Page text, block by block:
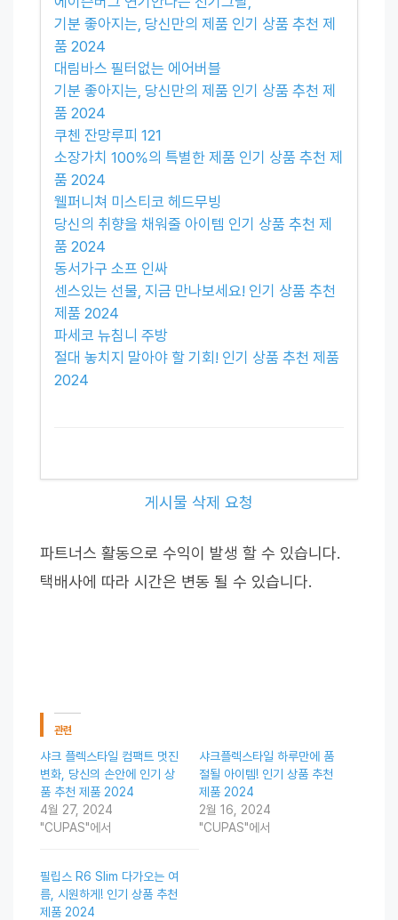
기분 좋아지는, 당신만의 제품 인기 상품 추천 제
품 2024
대림바스 필터없는 에어버블
기분 좋아지는, 당신만의 제품 인기 상품 추천 제
품 2024
쿠첸 잔망루피 121
소장가치 100%의 특별한 제품 인기 상품 추천 제
품 2024
웰퍼니쳐 미스티코 헤드무빙
당신의 취향을 채워줄 아이템 인기 상품 추천 제
품 2024
동서가구 소프 인싸
센스있는 선물, 지금 만나보세요! 인기 상품 추천
제품 2024
파세코 뉴침니 주방
절대 놓치지 말아야 할 기회! 인기 상품 추천 제품
2024
게시물 삭제 요청
파트너스 활동으로 수익이 발생 할 수 있습니다.
택배사에 따라 시간은 변동 될 수 있습니다.
관련
샤크 플렉스타일 컴팩트 멋진
변화, 당신의 손안에 인기 상
품 추천 제품 2024
4월 27, 2024
"CUPAS"에서
샤크플렉스타일 하루만에 품
절될 아이템! 인기 상품 추천
제품 2024
2월 16, 2024
"CUPAS"에서
필립스 R6 Slim 다가오는 여
름, 시원하게! 인기 상품 추천
제품 2024